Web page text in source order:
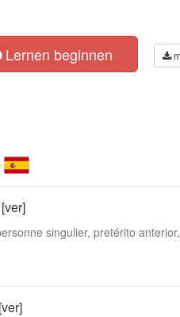
Lernen beginnen
singulier, pretérito